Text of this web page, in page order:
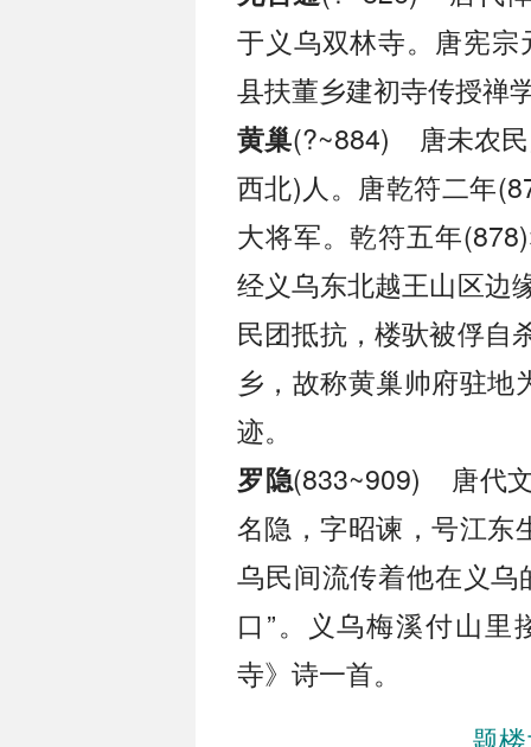
于义乌双林寺。唐宪
县扶董乡建初寺传授禅
黄巢(?~884) 唐未农民
西北)人。唐乾符二年
大将军。乾符五年
经义乌东北越王山区边
民团抵抗，楼驮被俘自
乡，故称黄巢帅府驻地
迹。
罗隐(833~909) 唐代
名隐，字昭谏，号江东
乌民间流传着他在义乌
口”。义乌梅溪付山
寺》诗一首。
题